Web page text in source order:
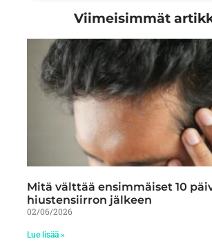
Viimeisimmät
Mitä välttää ensimmäiset 10
hiustensiirron jälkeen
02/06/2026
Lue lisää »